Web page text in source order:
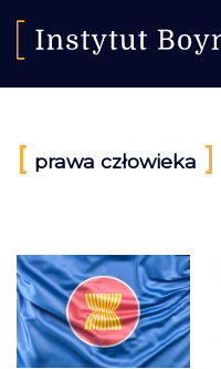
[ prawa człowieka ]